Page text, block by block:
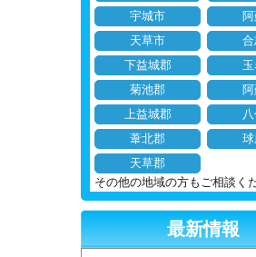
宇城市
天草市
下益城郡
菊池郡
上益城郡
葦北郡
天草郡
その他の地域の方もご相談く
最新情報